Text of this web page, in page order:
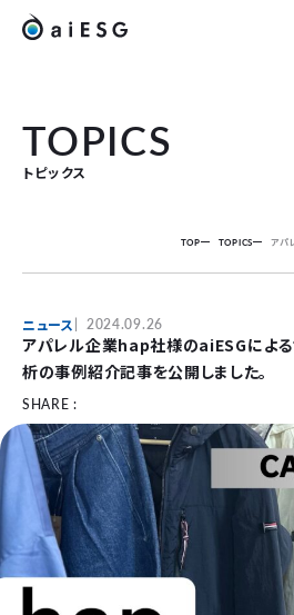
TOPICS
トピックス
TOP TOPICS アパレル
ニュース 2024.09.26
アパレル企業hap社様のaiESGによる
析の事例紹介記事を公開しました。
SHARE :